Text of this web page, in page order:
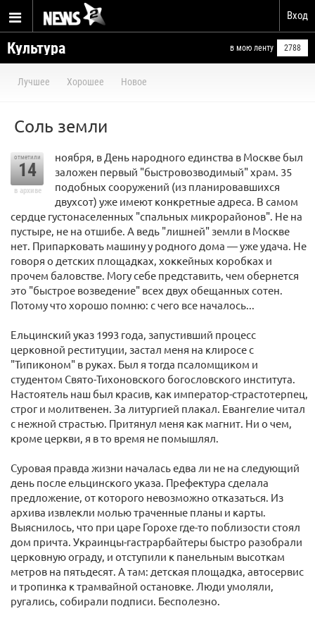
Вход
Культура в мою ленту 2788
Лучшее Хорошее Новое
Соль земли
отметили
14
в архиве
ноября, в День народного единства в Москве был
заложен первый "быстровозводимый" храм. 35
подобных сооружений (из планировавшихся
двухсот) уже имеют конкретные адреса. В самом
сердце густонаселенных "спальных микрорайонов". Не на
пустыре, не на отшибе. А ведь "лишней" земли в Москве
нет. Припарковать машину у родного дома — уже удача. Не
говоря о детских площадках, хоккейных коробках и
прочем баловстве. Могу себе представить, чем обернется
это "быстрое возведение" всех двух обещанных сотен.
Потому что хорошо помню: с чего все началось...
Ельцинский указ 1993 года, запустивший процесс
церковной реституции, застал меня на клиросе с
"Типиконом" в руках. Был я тогда псаломщиком и
студентом Свято-Тихоновского богословского института.
Настоятель наш был красив, как император-страстотерпец,
строг и молитвенен. За литургией плакал. Евангелие читал
с нежной страстью. Притянул меня как магнит. Ни о чем,
кроме церкви, я в то время не помышлял.
Суровая правда жизни началась едва ли не на следующий
день после ельцинского указа. Префектура сделала
предложение, от которого невозможно отказаться. Из
архива извлекли молью траченные планы и карты.
Выяснилось, что при царе Горохе где-то поблизости стоял
дом причта. Украинцы-гастрарбайтеры быстро разобрали
церковную ограду, и отступили к панельным высоткам
метров на пятьдесят. А там: детская площадка, автосервис
и тропинка к трамвайной остановке. Люди умоляли,
ругались, собирали подписи. Бесполезно.